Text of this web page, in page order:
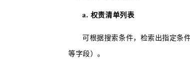
a. 权责清单列表
可根据搜索条件，检索出指定条
等字段）。